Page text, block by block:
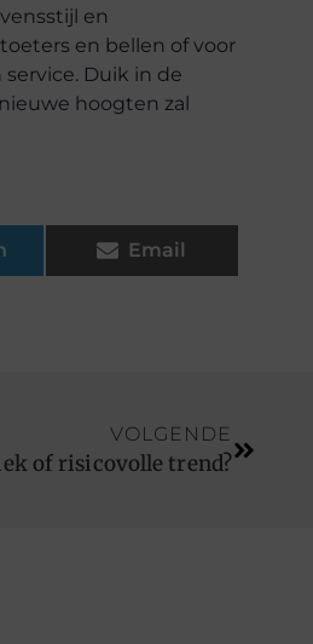
en
en bellen of voor
Duik in de
hoogten zal
Email
VOLGENDE
of risicovolle trend?